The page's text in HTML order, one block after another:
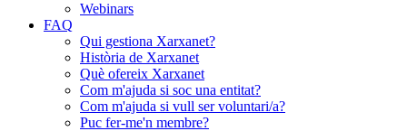
Webinars
FAQ
Qui gestiona Xarxanet?
Història de Xarxanet
Què ofereix Xarxanet
Com m'ajuda si soc una entitat?
Com m'ajuda si vull ser voluntari/a?
Puc fer-me'n membre?